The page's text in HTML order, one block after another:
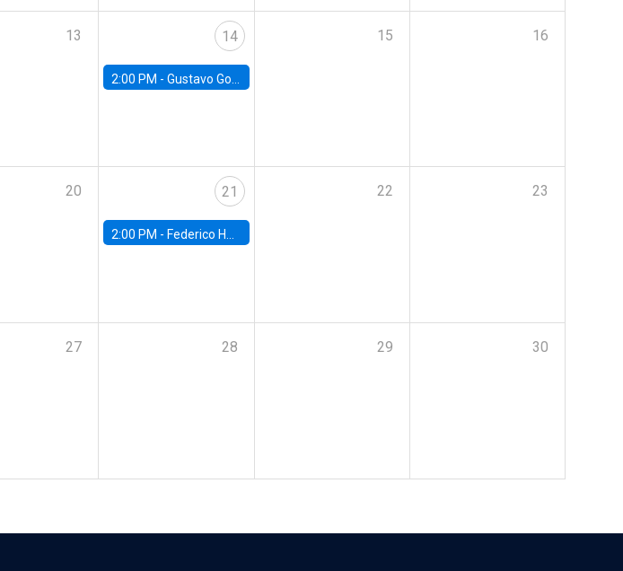
13 14
2:00 PM - Gustavo González - Banco Central de Chile
15 16
20 21
2:00 PM - Federico Huneeus - Banco Central de Chile
22 23
27 28 29 30